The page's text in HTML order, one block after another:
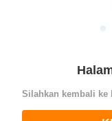
Silahkan kembali ke